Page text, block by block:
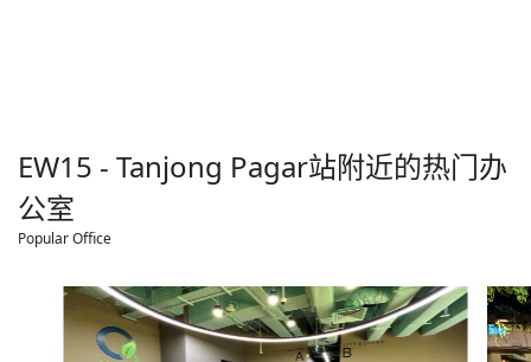
EW15 - Tanjong Pagar站附近的热门办
公室
Popular Office